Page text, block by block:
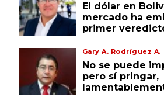
El dólar en
mercado ha
primer
Gary A. Rodríguez A.
No se puede
pero sí pringar,